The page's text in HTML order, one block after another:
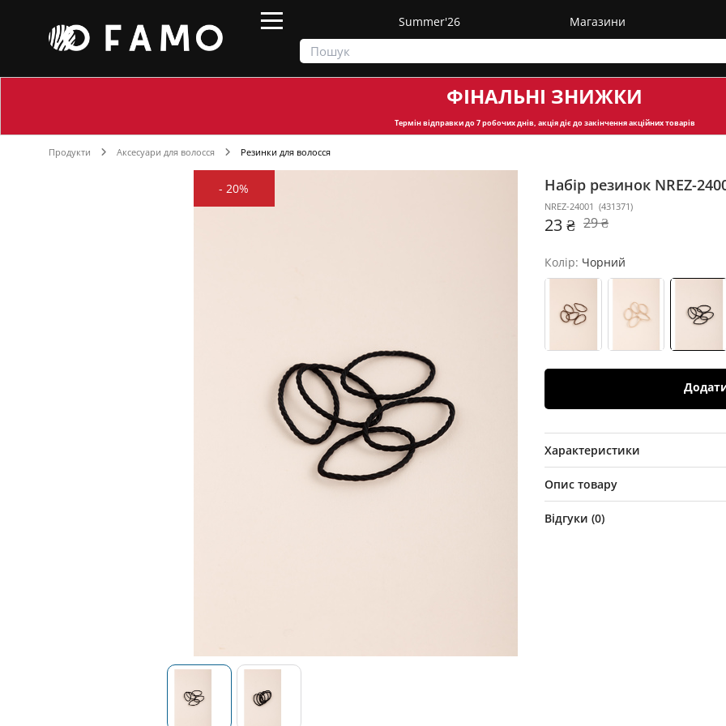
Summer'26 Магазини
ФІНАЛЬНІ ЗНИЖКИ
Термін відправкидо 7 робочих днів, акція діє до закінчення акційних товарів
Продукти Аксесуари для волосся Резинки для волосся
-20% Набір резинок NREZ-
NREZ-24001 (431371)
23 ₴ 29 ₴
Колір: Чорний
Характеристики
Опис товару
Відгуки (0)